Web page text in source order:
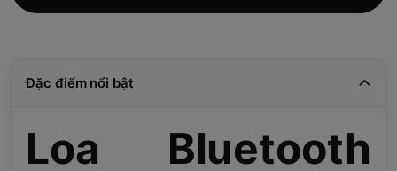
Đặc điểm nổi bật
Loa Bluetooth